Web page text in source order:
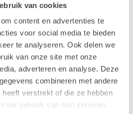
van cookies
content en advertenties te
voor social media te bieden
te analyseren. Ook delen we
van onze site met onze
adverteren en analyse. Deze
combineren met andere
verstrekt of die ze hebben
uw gebruik van hun services.
vanHoormij∙NVVSof
.
ervaringsverhalen en de
het gebied van behandeling
Vanuit deze pagina
oorsuizen'vind je mogelijk de